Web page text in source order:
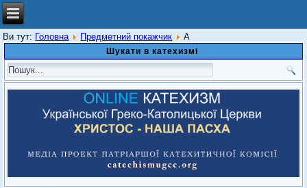
Ви тут: Головна Предметний покажчик А
Шукати в катехизмі